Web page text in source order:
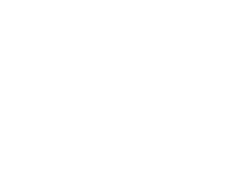
트래블러스 초이스 어워드
워드를 2년 연속 수상한 것은 뛰어난 고
스, 오스틴 다운타운의 문화와 에너지
크 호텔 경험을 제공하기 위한 우리의
합니다.미팅 기획자와 참석자 모두 친절
공간, 레드 리버 문화 지구 (Red River